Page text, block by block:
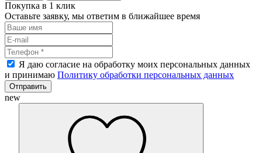
Покупка в 1 клик
Оставьте заявку, мы ответим в ближайшее время
Я даю согласие на обработку моих персональных данных
и принимаю Политику обработки персональных данных
Отправить
new